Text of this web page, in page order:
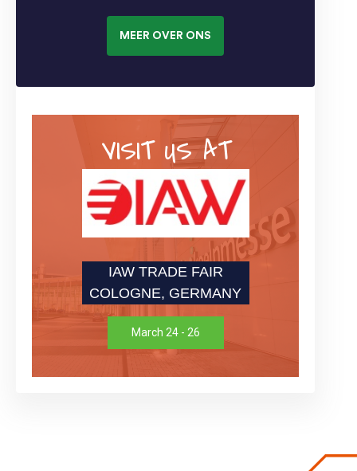
MEER OVER ONS
VISIT US AT
IAW TRADE FAIR
COLOGNE, GERMANY
March 24 - 26